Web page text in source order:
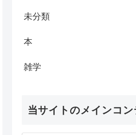
未分類
本
雑学
当サイトのメインコン